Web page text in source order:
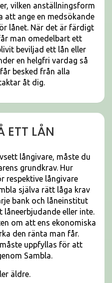
vilken anställningsform
att ange en medsökande
lånet. När det är färdigt
man omedelbart ett
beviljad ett lån eller
en helgfri vardag så
besked från alla
åt dig.
ETT LÅN
långivare, måste du
grundkrav. Hur
respektive långivare
själva rätt låga krav
bank och låneinstitut
eller inte.
om att ens ekonomiska
den ränta man får.
uppfyllas för att
Sambla.
äldre.